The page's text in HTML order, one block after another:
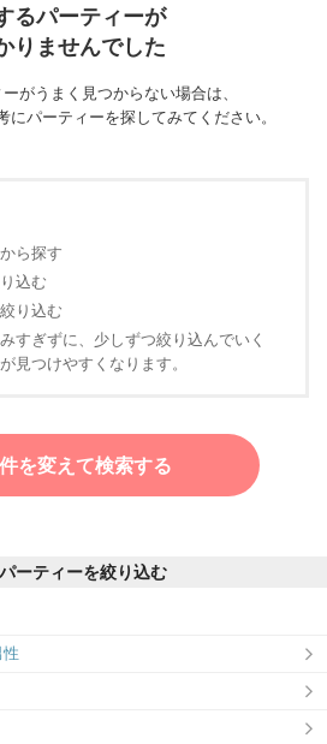
るパーティーが
りませんでした
がうまく見つからない場合は、
にパーティーを探してみてください。
ら探す
込む
り込む
すぎずに、少しずつ絞り込んでいく
見つけやすくなります。
を変えて検索する
ーティーを絞り込む